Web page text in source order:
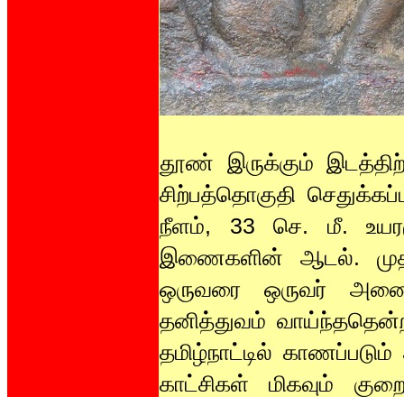
தூண் இருக்கும்
சிற்பத்தொகுதி
நீளம், 33 செ. மீ.
இணைகளின் ஆடல்.
ஒருவரை ஒருவர்
தனித்துவம்
தமிழ்நாட்டில்
காட்சிகள் மிகவும்